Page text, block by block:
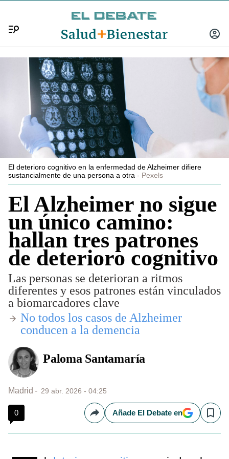
INICIAR
El deterioro cognitivo en la enfermedad de Alzheimer difiere
sustancialmente de una persona a otra
Pexels
El Alzheimer no sigue
un único camino:
hallan tres patrones
de deterioro cognitivo
Las personas se deterioran a ritmos
diferentes y esos patrones están vinculados
a biomarcadores clave
​No todos los casos de Alzheimer
conducen a la demencia
Paloma Santamaría
Madrid 29 abr. 2026 - 04:25
0 CompartirAñade El Debate en Save